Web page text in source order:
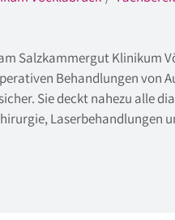
Salzkammergut Klinikum
Behandlungen von
Sie deckt nahezu alle
Laserbehandlungen